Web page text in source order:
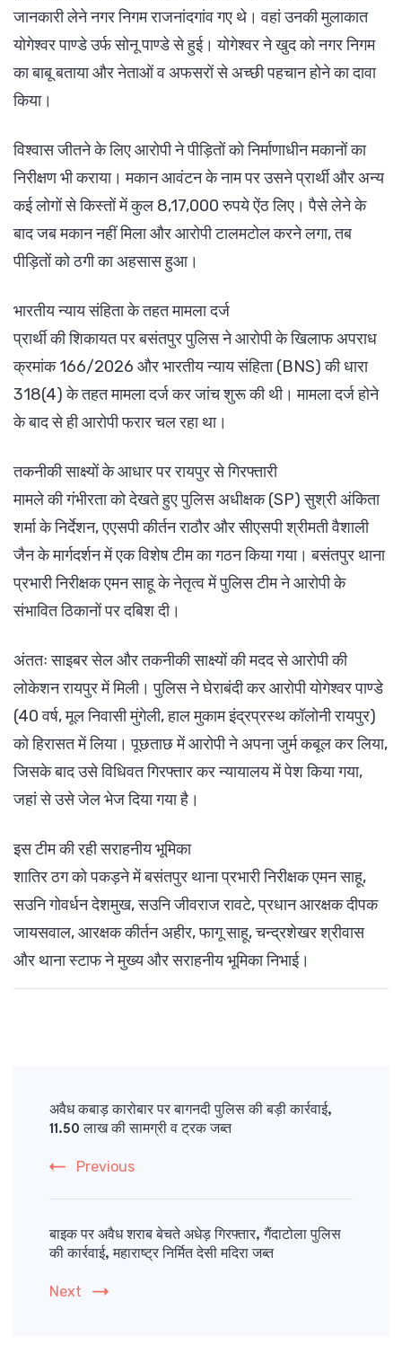
जानकारी लेने नगर निगम राजनांदगांव गए थे। वहां उनकी मुलाकात
योगेश्वर पाण्डे उर्फ सोनू पाण्डे से हुई। योगेश्वर ने खुद को नगर निगम
का बाबू बताया और नेताओं व अफसरों से अच्छी पहचान होने का दावा
किया।
विश्वास जीतने के लिए आरोपी ने पीड़ितों को निर्माणाधीन मकानों का
निरीक्षण भी कराया। मकान आवंटन के नाम पर उसने प्रार्थी और अन्य
कई लोगों से किस्तों में कुल 8,17,000 रुपये ऐंठ लिए। पैसे लेने के
बाद जब मकान नहीं मिला और आरोपी टालमटोल करने लगा, तब
पीड़ितों को ठगी का अहसास हुआ।
भारतीय न्याय संहिता के तहत मामला दर्ज
प्रार्थी की शिकायत पर बसंतपुर पुलिस ने आरोपी के खिलाफ अपराध
क्रमांक 166/2026 और भारतीय न्याय संहिता (BNS) की धारा
318(4) के तहत मामला दर्ज कर जांच शुरू की थी। मामला दर्ज होने
के बाद से ही आरोपी फरार चल रहा था।
तकनीकी साक्ष्यों के आधार पर रायपुर से गिरफ्तारी
मामले की गंभीरता को देखते हुए पुलिस अधीक्षक (SP) सुश्री अंकिता
शर्मा के निर्देशन, एएसपी कीर्तन राठौर और सीएसपी श्रीमती वैशाली
जैन के मार्गदर्शन में एक विशेष टीम का गठन किया गया। बसंतपुर थाना
प्रभारी निरीक्षक एमन साहू के नेतृत्व में पुलिस टीम ने आरोपी के
संभावित ठिकानों पर दबिश दी।
अंततः साइबर सेल और तकनीकी साक्ष्यों की मदद से आरोपी की
लोकेशन रायपुर में मिली। पुलिस ने घेराबंदी कर आरोपी योगेश्वर पाण्डे
(40 वर्ष, मूल निवासी मुंगेली, हाल मुकाम इंद्रप्रस्थ कॉलोनी रायपुर)
को हिरासत में लिया। पूछताछ में आरोपी ने अपना जुर्म कबूल कर लिया,
जिसके बाद उसे विधिवत गिरफ्तार कर न्यायालय में पेश किया गया,
जहां से उसे जेल भेज दिया गया है।
इस टीम की रही सराहनीय भूमिका
शातिर ठग को पकड़ने में बसंतपुर थाना प्रभारी निरीक्षक एमन साहू,
सउनि गोवर्धन देशमुख, सउनि जीवराज रावटे, प्रधान आरक्षक दीपक
जायसवाल, आरक्षक कीर्तन अहीर, फागू साहू, चन्द्रशेखर श्रीवास
और थाना स्टाफ ने मुख्य और सराहनीय भूमिका निभाई।
Navigation
अवैध कबाड़ कारोबार पर बागनदी पुलिस की बड़ी कार्रवाई,
11.50 लाख की सामग्री व ट्रक जब्त
Previous
बाइक पर अवैध शराब बेचते अधेड़ गिरफ्तार, गैंदाटोला पुलिस
की कार्रवाई, महाराष्ट्र निर्मित देसी मदिरा जब्त
Next